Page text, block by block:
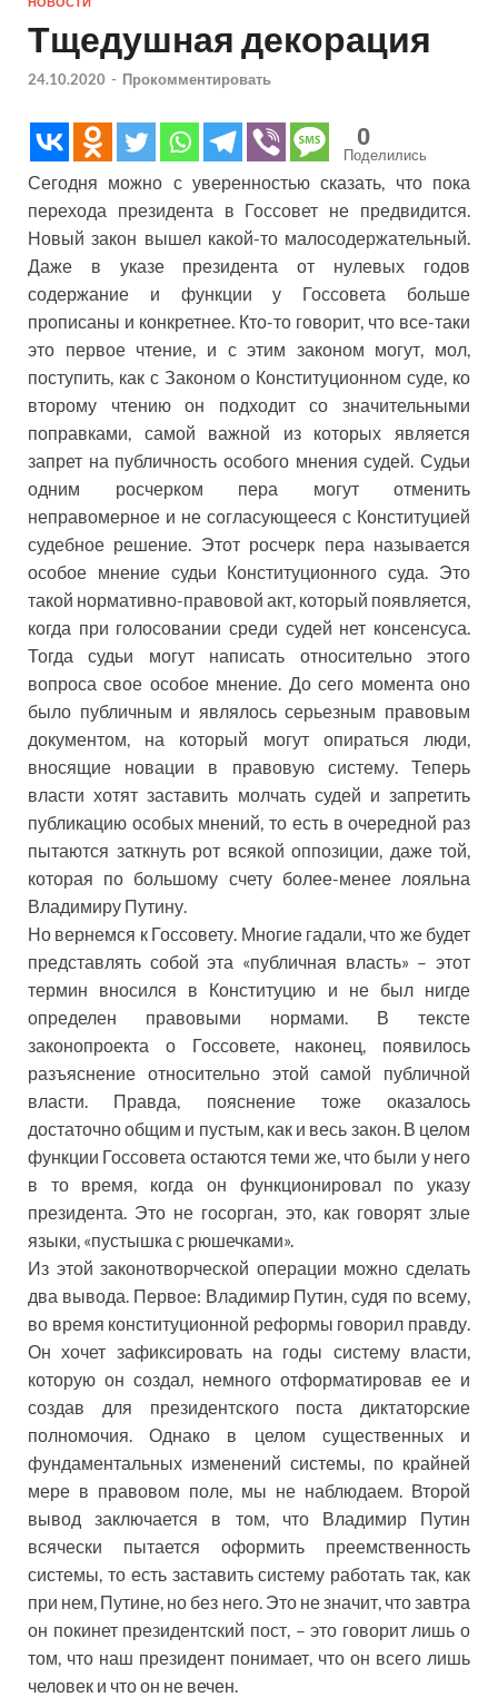
Тщедушная декорация
24.10.2020 - Прокомментировать
0
Поделились
Сегодня можно с уверенностью сказать, что пока
перехода президента в Госсовет не предвидится.
Новый закон вышел какой-то малосодержательный.
Даже в указе президента от нулевых годов
содержание и функции у Госсовета больше
прописаны и конкретнее. Кто-то говорит, что все-таки
это первое чтение, и с этим законом могут, мол,
поступить, как с Законом о Конституционном суде, ко
второму чтению он подходит со значительными
поправками, самой важной из которых является
запрет на публичность особого мнения судей. Судьи
одним росчерком пера могут отменить
неправомерное и не согласующееся с Конституцией
судебное решение. Этот росчерк пера называется
особое мнение судьи Конституционного суда. Это
такой нормативно-правовой акт, который появляется,
когда при голосовании среди судей нет консенсуса.
Тогда судьи могут написать относительно этого
вопроса свое особое мнение. До сего момента оно
было публичным и являлось серьезным правовым
документом, на который могут опираться люди,
вносящие новации в правовую систему. Теперь
власти хотят заставить молчать судей и запретить
публикацию особых мнений, то есть в очередной раз
пытаются заткнуть рот всякой оппозиции, даже той,
которая по большому счету более-менее лояльна
Владимиру Путину.
Но вернемся к Госсовету. Многие гадали, что же будет
представлять собой эта «публичная власть» – этот
термин вносился в Конституцию и не был нигде
определен правовыми нормами. В тексте
законопроекта о Госсовете, наконец, появилось
разъяснение относительно этой самой публичной
власти. Правда, пояснение тоже оказалось
достаточно общим и пустым, как и весь закон. В целом
функции Госсовета остаются теми же, что были у него
в то время, когда он функционировал по указу
президента. Это не госорган, это, как говорят злые
языки, «пустышка с рюшечками».
Из этой законотворческой операции можно сделать
два вывода. Первое: Владимир Путин, судя по всему,
во время конституционной реформы говорил правду.
Он хочет зафиксировать на годы систему власти,
которую он создал, немного отформатировав ее и
создав для президентского поста диктаторские
полномочия. Однако в целом существенных и
фундаментальных изменений системы, по крайней
мере в правовом поле, мы не наблюдаем. Второй
вывод заключается в том, что Владимир Путин
всячески пытается оформить преемственность
системы, то есть заставить систему работать так, как
при нем, Путине, но без него. Это не значит, что завтра
он покинет президентский пост, – это говорит лишь о
том, что наш президент понимает, что он всего лишь
человек и что он не вечен.